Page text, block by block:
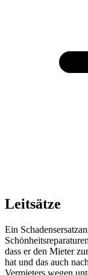
Leitsätze
Ein
dass er den Mieter
hat und das auch
Vermieters wegen